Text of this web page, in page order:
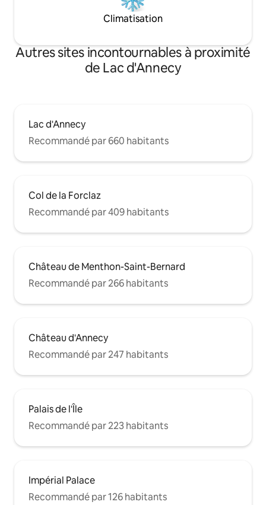
Climatisation
Autres sites incontournables à proximité
de Lac d'Annecy
Lac d'Annecy
Recommandé par 660 habitants
Col de la Forclaz
Recommandé par 409 habitants
Château de Menthon-Saint-Bernard
Recommandé par 266 habitants
Château d'Annecy
Recommandé par 247 habitants
Palais de l'Île
Recommandé par 223 habitants
Impérial Palace
Recommandé par 126 habitants